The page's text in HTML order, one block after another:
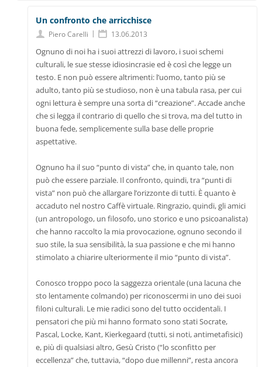
Un confronto che arricchisce
Piero Carelli | 13.06.2013
Ognuno di noi ha i suoi attrezzi di lavoro, i suoi schemi
culturali, le sue stesse idiosincrasie ed è così che legge un
testo. E non può essere altrimenti: l’uomo, tanto più se
adulto, tanto più se studioso, non è una tabula rasa, per cui
ogni lettura è sempre una sorta di “creazione”. Accade anche
che si legga il contrario di quello che si trova, ma del tutto in
buona fede, semplicemente sulla base delle proprie
aspettative.
Ognuno ha il suo “punto di vista” che, in quanto tale, non
può che essere parziale. Il confronto, quindi, tra “punti di
vista” non può che allargare l’orizzonte di tutti. È quanto è
accaduto nel nostro Caffè virtuale. Ringrazio, quindi, gli amici
(un antropologo, un filosofo, uno storico e uno psicoanalista)
che hanno raccolto la mia provocazione, ognuno secondo il
suo stile, la sua sensibilità, la sua passione e che mi hanno
stimolato a chiarire ulteriormente il mio “punto di vista”.
Conosco troppo poco la saggezza orientale (una lacuna che
sto lentamente colmando) per riconoscermi in uno dei suoi
filoni culturali. Le mie radici sono del tutto occidentali. I
pensatori che più mi hanno formato sono stati Socrate,
Pascal, Locke, Kant, Kierkegaard (tutti, si noti, antimetafisici)
e, più di qualsiasi altro, Gesù Cristo (“lo sconfitto per
eccellenza” che, tuttavia, “dopo due millenni”, resta ancora